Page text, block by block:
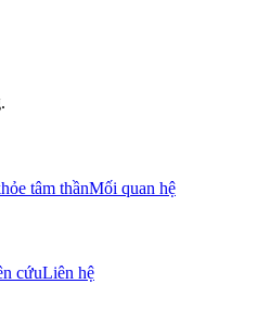
tâm thầnMối quan hệ
cứuLiên hệ